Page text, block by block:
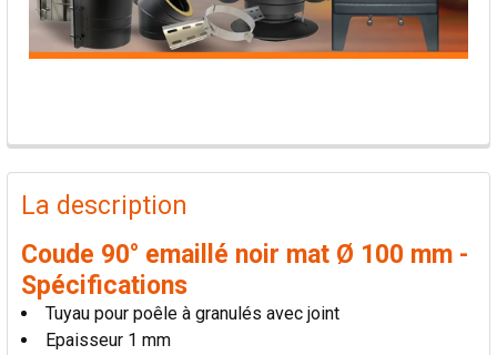
PRODUITS
FRÉQUEMMENT
ACHETÉS
SÉLECTIONNER
La description
Coude 90° emaillé noir mat Ø 100 mm -
Spécifications
Tuyau pour poêle à granulés avec joint
Epaisseur 1 mm